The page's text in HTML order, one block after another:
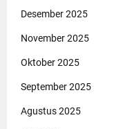
Desember 2025
November 2025
Oktober 2025
September 2025
Agustus 2025